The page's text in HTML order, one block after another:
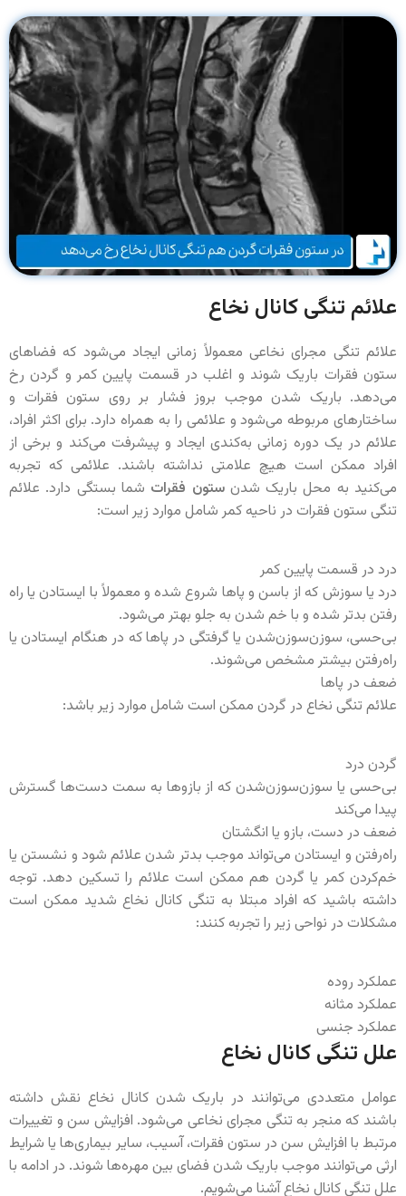
علائم تنگی کانال نخاع
علائم تنگی مجرای نخاعی معمولاً زمانی ایجاد می‌شود که فضاهای
ستون فقرات باریک شوند و اغلب در قسمت پایین کمر و گردن رخ
می‌دهد. باریک شدن موجب بروز فشار بر روی ستون فقرات و
ساختارهای مربوطه می‌شود و علائمی را به همراه دارد. برای اکثر افراد،
علائم در یک دوره زمانی به‌کندی ایجاد و پیشرفت می‌کند و برخی از
افراد ممکن است هیچ علامتی نداشته باشند. علائمی که تجربه
می‌کنید به محل باریک شدنستون فقرات شما بستگی دارد. علائم
تنگی ستون فقرات در ناحیه کمر شامل موارد زیر است:
درد در قسمت پایین کمر
درد یا سوزش که از باسن و پاها شروع شده و معمولاً با ایستادن یا راه
رفتن بدتر شده و با خم شدن به جلو بهتر می‌شود.
بی‌حسی، سوزن‌سوزن‌شدن یا گرفتگی در پاها که در هنگام ایستادن یا
راه‌رفتن بیشتر مشخص می‌شوند.
ضعف در پاها
علائم تنگی نخاع در گردن ممکن است شامل موارد زیر باشد:
گردن درد
بی‌حسی یا سوزن‌سوزن‌شدن که از بازوها به سمت دست‌ها گسترش
پیدا می‌کند
ضعف در دست، بازو یا انگشتان
راه‌رفتن و ایستادن می‌تواند موجب بدتر شدن علائم شود و نشستن یا
خم‌کردن کمر یا گردن هم ممکن است علائم را تسکین دهد. توجه
داشته باشید که افراد مبتلا به تنگی کانال نخاع شدید ممکن است
مشکلات در نواحی زیر را تجربه کنند:
عملکرد روده
عملکرد مثانه
عملکرد جنسی
علل تنگی کانال نخاع
عوامل متعددی می‌توانند در باریک شدن کانال نخاع نقش داشته
باشند که منجر به تنگی مجرای نخاعی می‌شود. افزایش سن و تغییرات
مرتبط با افزایش سن در ستون فقرات، آسیب، سایر بیماری‌ها یا شرایط
ارثی می‌توانند موجب باریک شدن فضای بین مهره‌ها شوند. در ادامه با
علل تنگی کانال نخاع آشنا می‌شویم.